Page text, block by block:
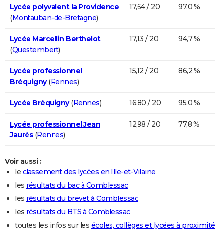
Lycée polyvalent la Providence
(Montauban-de-Bretagne)
17,64 / 20 97,0 %
Lycée Marcellin Berthelot
(Questembert)
17,13 / 20 94,7 %
Lycée professionnel
Bréquigny(Rennes)
15,12 / 20 86,2 %
Lycée Bréquigny(Rennes) 16,80 / 20 95,0 %
Lycée professionnel Jean
Jaurès(Rennes)
12,98 / 20 77,8 %
Voir aussi :
le classement des lycées en Ille-et-Vilaine
les résultats du bac à Comblessac
les résultats du brevet à Comblessac
les résultats du BTS à Comblessac
toutes les infos sur les écoles, collèges et lycées à proximité